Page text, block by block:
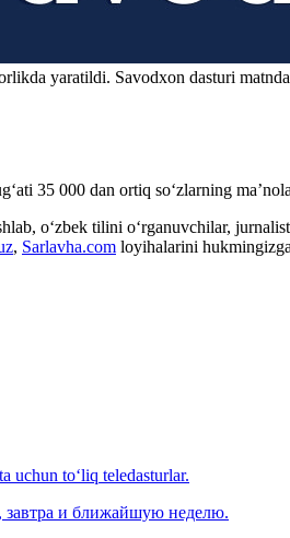
yaratildi. Savodxon dasturi
35 000 dan ortiq so‘zlarning
o‘zbek tilini o‘rganuvchilar,
, Sarlavha.com loyihalarini
to‘liq teledasturlar.
завтра и ближайшую неделю.